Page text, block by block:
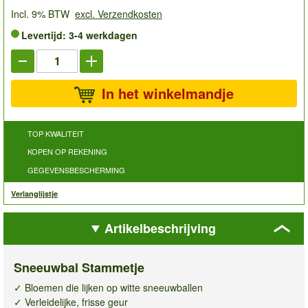
Incl. 9% BTW excl. Verzendkosten
Levertijd: 3-4 werkdagen
In het winkelmandje
TOP KWALITEIT
KOPEN OP REKENING
GEGEVENSBESCHERMING
Verlanglijstje
Artikelbeschrijving
Sneeuwbal Stammetje
✓ Bloemen die lijken op witte sneeuwballen
✓ Verleidelijke, frisse geur